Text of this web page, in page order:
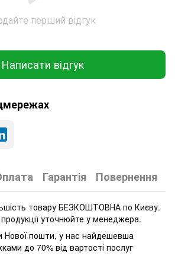
перший відгук
Написати відгук
Гарантія Повернення
товару БЕЗКОШТОВНА по Києву.
продукції уточнюйте у менеджера.
Нової пошти, у нас найдешевша
до 70% від вартості послуг